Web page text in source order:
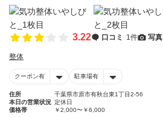
3.22 口コミ 1件 写真
整体
クーポン有 駐車場有
住所
千葉県市原市有秋台東1丁目2-56
本日の営業状況 定休日
価格帯
￥2,000〜￥6,000